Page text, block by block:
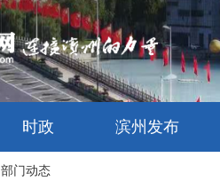
时政 滨州发布
部门动态